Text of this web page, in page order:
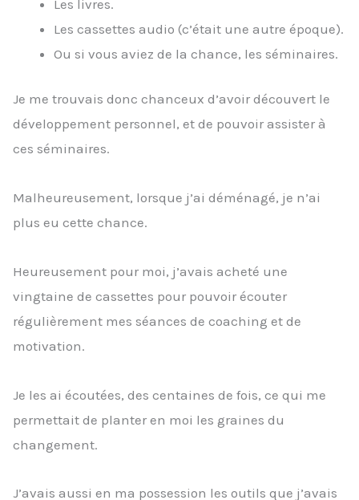
Les livres.
Les cassettes audio (c’était une autre époque).
Ou si vous aviez de la chance, les séminaires.
Je me trouvais donc chanceux d’avoir découvert le
développement personnel, et de pouvoir assister à
ces séminaires.
Malheureusement, lorsque j’ai déménagé, je n’ai
plus eu cette chance.
Heureusement pour moi, j’avais acheté une
vingtaine de cassettes pour pouvoir écouter
régulièrement mes séances de coaching et de
motivation.
Je les ai écoutées, des centaines de fois, ce qui me
permettait de planter en moi les graines du
changement.
J’avais aussi en ma possession les outils que j’avais